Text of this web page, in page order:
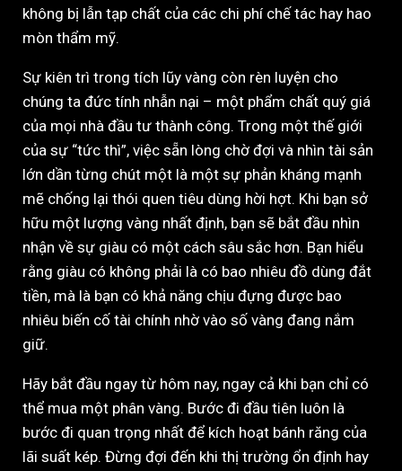
không bị lẫn tạp chất của các chi phí chế tác hay hao
mòn thẩm mỹ.
Sự kiên trì trong tích lũy vàng còn rèn luyện cho
chúng ta đức tính nhẫn nại – một phẩm chất quý giá
của mọi nhà đầu tư thành công. Trong một thế giới
của sự “tức thì”, việc sẵn lòng chờ đợi và nhìn tài sản
lớn dần từng chút một là một sự phản kháng mạnh
mẽ chống lại thói quen tiêu dùng hời hợt. Khi bạn sở
hữu một lượng vàng nhất định, bạn sẽ bắt đầu nhìn
nhận về sự giàu có một cách sâu sắc hơn. Bạn hiểu
rằng giàu có không phải là có bao nhiêu đồ dùng đắt
tiền, mà là bạn có khả năng chịu đựng được bao
nhiêu biến cố tài chính nhờ vào số vàng đang nắm
giữ.
Hãy bắt đầu ngay từ hôm nay, ngay cả khi bạn chỉ có
thể mua một phân vàng. Bước đi đầu tiên luôn là
bước đi quan trọng nhất để kích hoạt bánh răng của
lãi suất kép. Đừng đợi đến khi thị trường ổn định hay